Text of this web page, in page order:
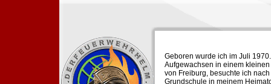
Geboren wurde ich im Juli 1970.
Aufgewachsen in einem kleinen
von Freiburg, besuchte ich nach
Grundschule in meinem